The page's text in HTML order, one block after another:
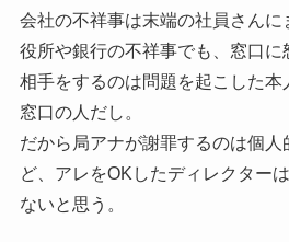
会社の不祥事は末端の社員さんに
役所や銀行の不祥事でも、窓口
相手をするのは問題を起こした本
窓口の人だし。
だから局アナが謝罪するのは個人
ど、アレをOKしたディレクター
ないと思う。